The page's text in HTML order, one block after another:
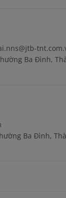
Ba Đình,
Ba Đình,